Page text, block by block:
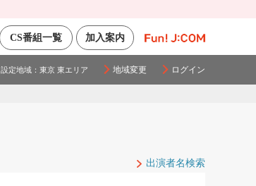
加入案内
CS番組一覧
設定地域： 東京 東エリア 地域変更 ログイン
出演者名検索